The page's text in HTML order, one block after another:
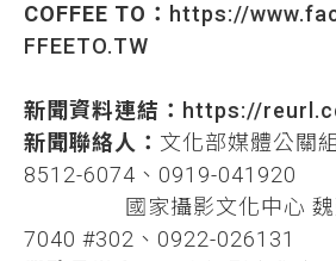
COFFEE TO： https://
FFEETO.TW
新聞資料連結： https://
新聞聯絡人： 文化部媒體公關
8512-6074、0919-041920
國家攝影文化中心 魏延
7040 #302、0922-026131